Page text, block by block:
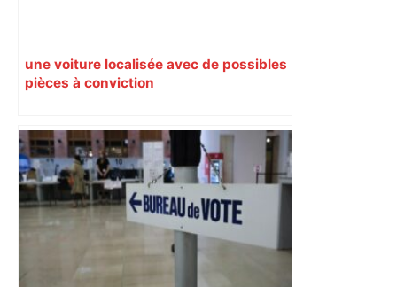
une voiture localisée avec de possibles
pièces à conviction